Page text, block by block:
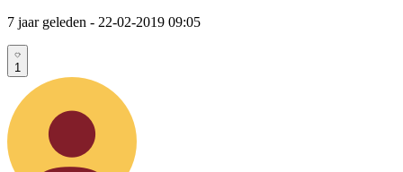
7 jaar geleden - 22-02-2019 09:05
1